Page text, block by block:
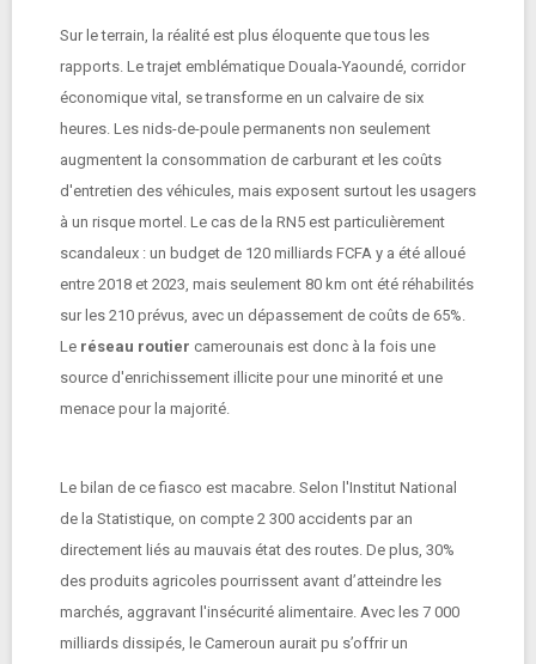
Sur le terrain, la réalité est plus éloquente que tous les
rapports. Le trajet emblématique Douala-Yaoundé, corridor
économique vital, se transforme en un calvaire de six
heures. Les nids-de-poule permanents non seulement
augmentent la consommation de carburant et les coûts
d'entretien des véhicules, mais exposent surtout les usagers
à un risque mortel. Le cas de la RN5 est particulièrement
scandaleux : un budget de 120 milliards FCFA y a été alloué
entre 2018 et 2023, mais seulement 80 km ont été réhabilités
sur les 210 prévus, avec un dépassement de coûts de 65%.
Le réseau routier camerounais est donc à la fois une
source d'enrichissement illicite pour une minorité et une
menace pour la majorité.
Le bilan de ce fiasco est macabre. Selon l'Institut National
de la Statistique, on compte 2 300 accidents par an
directement liés au mauvais état des routes. De plus, 30%
des produits agricoles pourrissent avant d’atteindre les
marchés, aggravant l'insécurité alimentaire. Avec les 7 000
milliards dissipés, le Cameroun aurait pu s’offrir un